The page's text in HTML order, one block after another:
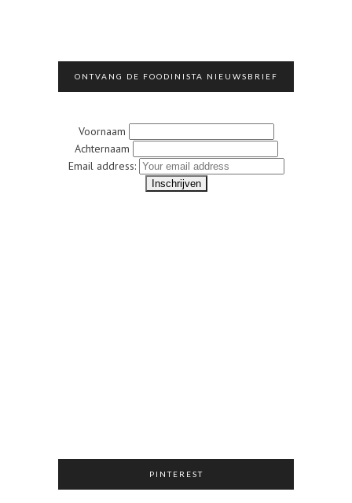
ONTVANG DE FOODINISTA NIEUWSBRIEF
Voornaam
Achternaam
Email address:
PINTEREST